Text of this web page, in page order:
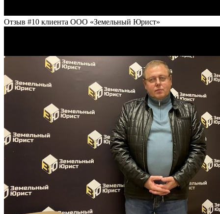
Отзыв #10 клиента ООО «Земельный Юрист»